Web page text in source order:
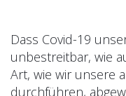
Dass Covid-19
unbestreitbar, wie
Art, wie wir unsere
durchführen,